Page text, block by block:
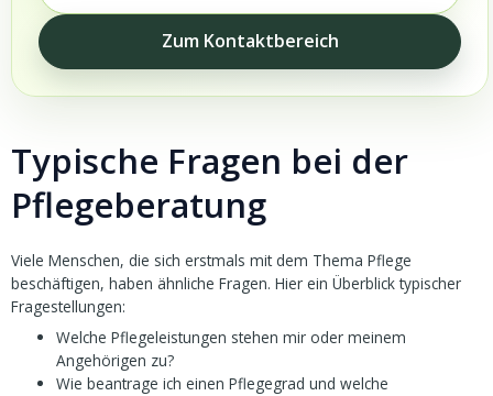
Zum Kontaktbereich
Typische Fragen bei der
Pflegeberatung
Viele Menschen, die sich erstmals mit dem Thema Pflege
beschäftigen, haben ähnliche Fragen. Hier ein Überblick typischer
Fragestellungen:
Welche Pflegeleistungen stehen mir oder meinem
Angehörigen zu?
Wie beantrage ich einen Pflegegrad und welche